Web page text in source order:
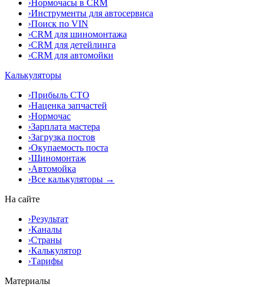
›Нормочасы в CRM
›Инструменты для автосервиса
›Поиск по VIN
›CRM для шиномонтажа
›CRM для детейлинга
›CRM для автомойки
Калькуляторы
›Прибыль СТО
›Наценка запчастей
›Нормочас
›Зарплата мастера
›Загрузка постов
›Окупаемость поста
›Шиномонтаж
›Автомойка
›Все калькуляторы →
На сайте
›Результат
›Каналы
›Страны
›Калькулятор
›Тарифы
Материалы